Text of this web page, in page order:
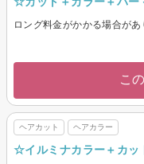
ロング料金がかかる場合が
こ
ヘアカット ヘアカラー
☆イルミナカラー＋カ